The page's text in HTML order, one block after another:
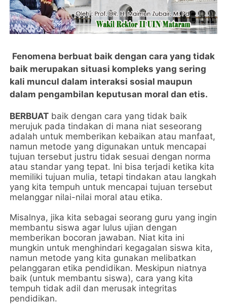
Fenomena berbuat baik dengan cara yang tidak
baik merupakan situasi kompleks yang sering
kali muncul dalam interaksi sosial maupun
dalam pengambilan keputusan moral dan etis.
BERBUAT baik dengan cara yang tidak baik
merujuk pada tindakan di mana niat seseorang
adalah untuk memberikan kebaikan atau manfaat,
namun metode yang digunakan untuk mencapai
tujuan tersebut justru tidak sesuai dengan norma
atau standar yang tepat. Ini bisa terjadi ketika kita
memiliki tujuan mulia, tetapi tindakan atau langkah
yang kita tempuh untuk mencapai tujuan tersebut
melanggar nilai-nilai moral atau etika.
Misalnya, jika kita sebagai seorang guru yang ingin
membantu siswa agar lulus ujian dengan
memberikan bocoran jawaban. Niat kita ini
mungkin untuk menghindari kegagalan siswa kita,
namun metode yang kita gunakan melibatkan
pelanggaran etika pendidikan. Meskipun niatnya
baik (untuk membantu siswa), cara yang kita
tempuh tidak adil dan merusak integritas
pendidikan.